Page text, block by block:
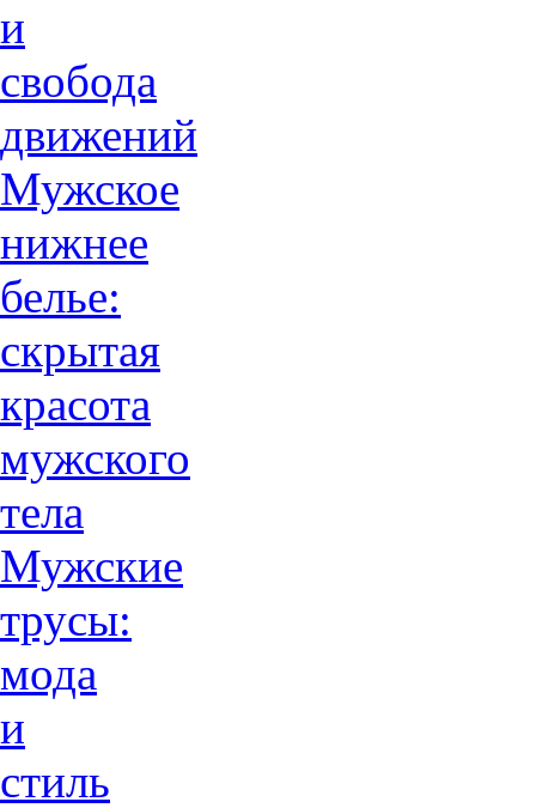
и
свобода
движений
Мужское
нижнее
белье:
скрытая
красота
мужского
тела
Мужские
трусы:
мода
и
стиль